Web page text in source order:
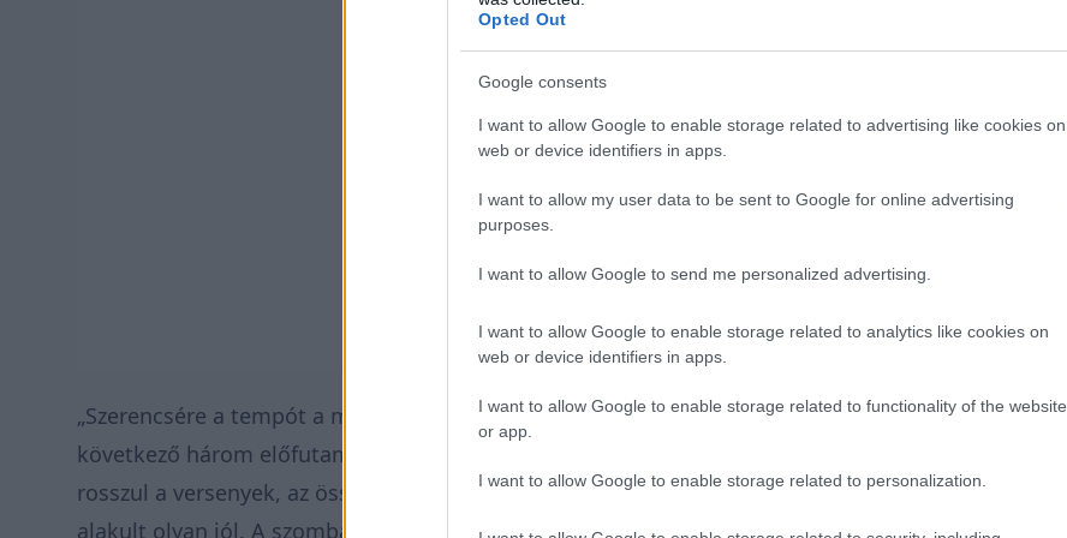
Opted Out
Google consents
I want to allow Google to enable storage related to advertising like cookies on
web or device identifiers in apps.
I want to allow my user data to be sent to Google for online advertising
purposes.
I want to allow Google to send me personalized advertising.
I want to allow Google to enable storage related to analytics like cookies on
web or device identifiers in apps.
I want to allow Google to enable storage related to functionality of the website
or app.
I want to allow Google to enable storage related to personalization.
„Szerencsére a tempót a második versenynapra is sikerült átmentenünk, míg a rajtok a
következő három előfutamban is változatosan alakultak. Összességében nem sikerültek
rosszul a versenyek, az összetett huszadik helyén várhattam az elődöntőt, ami már nem
alakult olyan jól. A szombati bemelegítésen még a harmadik időt értem el, az elődöntőben